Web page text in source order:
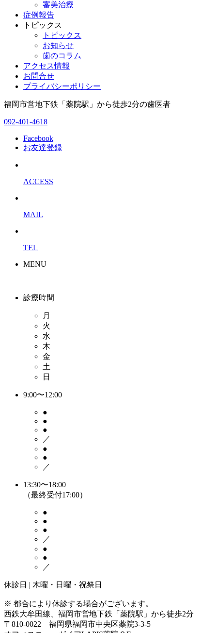
審美治療
症例報告
トピックス
トピックス
お知らせ
歯のコラム
アクセス情報
お問合せ
プライバシーポリシー
福岡市営地下鉄「薬院駅」から徒歩2分の歯医者
092-401-4618
Facebook
お友達登録
ACCESS
MAIL
TEL
MENU
診療時間
月
火
水
木
金
土
日
9:00〜12:00
●
●
●
／
●
●
／
13:30〜18:00
（最終受付17:00）
●
●
●
／
●
●
／
休診日 | 木曜・日曜・祝祭日
※ 都合により休診する場合がございます。
西鉄大牟田線、 福岡市営地下鉄「薬院駅」から徒歩2分
〒810-0022 福岡県福岡市中央区薬院3-3-5